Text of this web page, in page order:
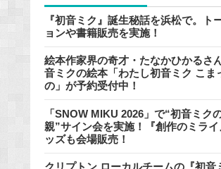
『初音ミク』誕生秘話を浜松で。ト
ョンや書籍販売を実施！
絵本作家界の奇才・たなかひかるさ
音ミクの絵本「わたし初音ミク こま
の」が予約受付中！
「SNOW MIKU 2026」で“初音ミク
親”サイン会を実施！『創作のミラ
ッズも会場販売！